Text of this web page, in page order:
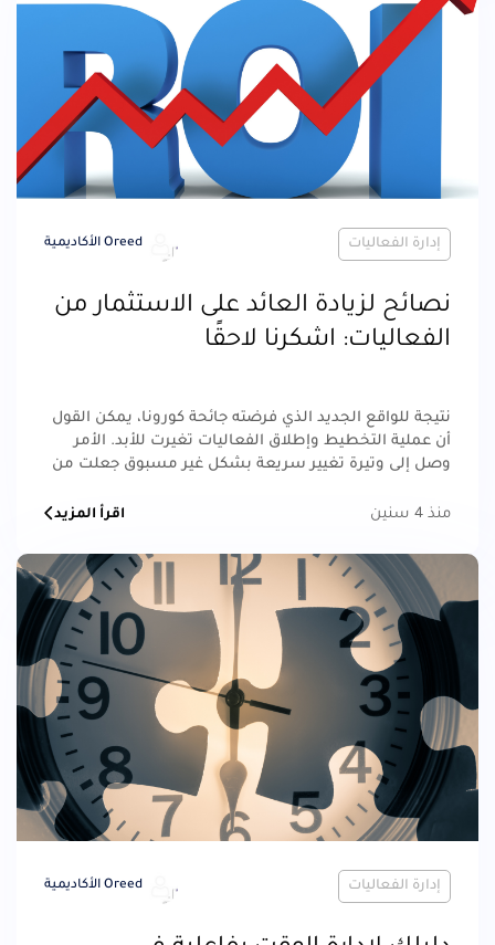
إدارة الفعاليات Oreed الأكاديمية
نصائح لزيادة العائد على الاستثمار من
الفعاليات: اشكرنا لاحقًا
نتيجة للواقع الجديد الذي فرضته جائحة كورونا، يمكن القول
أن عملية التخطيط وإطلاق الفعاليات تغيرت للأبد. الأمر
وصل إلى وتيرة تغيير سريعة بشكل غير مسبوق جعلت من
منذ 4 سنين
اقرأ المزيد
إدارة الفعاليات Oreed الأكاديمية